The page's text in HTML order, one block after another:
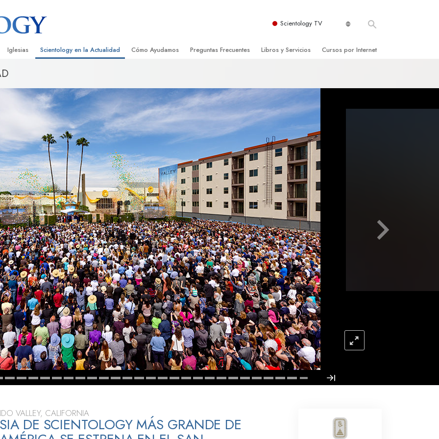
Scientology TV
acerca de
Scientology
Iglesias
Encontrar una Iglesia
Iglesias Ideales de Scientology
Organizaciones Avanzadas
Base en Tierra de Flag
Freewinds
Llevando Scientology al Mundo
Scientology en la Actualidad
Eventos de Scientology
David Miscavige: Líder Eclesiástico de
Scientology
Cómo Ayudamos
Applied Scholastics
Criminon
Narconon
La Verdad Sobre las Drogas
Unidos por los Derechos Humanos
Comisión de Ciudadanos por los
Derechos Humanos
Ministros Voluntarios de Scientology
Preguntas Frecuentes
Dentro de una Iglesia
La Organización de Scientology
Libros y Servicios
Audiolibros
Conferencias Introductorias
Películas Introductorias
Servicios Iniciales
Cursos por Internet
Las Dinámicas de la Existencia
Los Componentes de la Comprensión
Soluciones para un Entorno Peligroso
Ayudas para Enfermedades y Lesiones
La Integridad y la Honestidad
El Matrimonio
La Escala Tonal Emocional
Respuestas a las Drogas
Los Niños
Herramientas para el Entorno Laboral
La Ética y las
Condiciones
La Causa de la Supresión
Investigaciones
Los Fundamentos de la Organización
Los Fundamentos de las Relaciones
Públicas
La Tecnología de Estudio
VALLEY, CALIFORNIA
DE SCIENTOLOGY MÁS GRANDE DE